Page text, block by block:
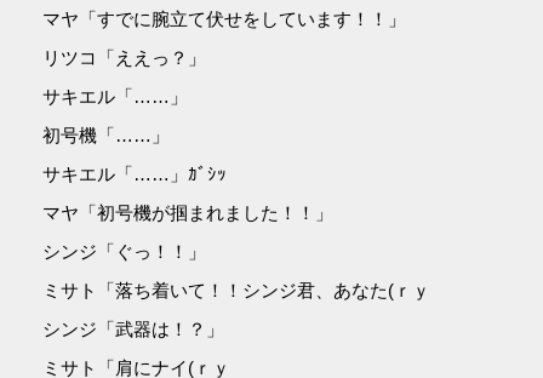
マヤ「すでに腕立て伏せをしています！！」
リツコ「ええっ？」
サキエル「……」
初号機「……」
サキエル「……」ｶﾞｼｯ
マヤ「初号機が掴まれました！！」
シンジ「ぐっ！！」
ミサト「落ち着いて！！シンジ君、あなた(ｒｙ
シンジ「武器は！？」
ミサト「肩にナイ(ｒｙ